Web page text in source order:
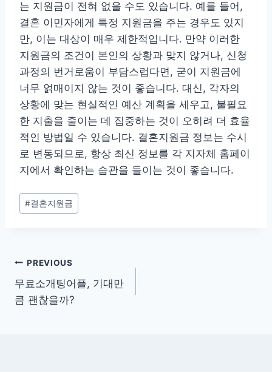
는 지원금이 전혀 없을 수도 있습니다. 예를 들어,
결혼 이민자에게 특정 지원금을 주는 경우도 있지
만, 이는 대상이 매우 제한적입니다. 만약 이러한
지원금의 조건이 본인의 상황과 맞지 않거나, 신청
과정의 번거로움이 부담스럽다면, 굳이 지원금에
너무 얽매이지 않는 것이 좋습니다. 대신, 각자의
상황에 맞는 현실적인 예산 계획을 세우고, 불필요
한 지출을 줄이는 데 집중하는 것이 오히려 더 효율
적인 방법일 수 있습니다. 결혼지원금 정보는 수시
로 변동되므로, 항상 최신 정보를 각 지자체 홈페이
지에서 확인하는 습관을 들이는 것이 좋습니다.
Post
Tags:
#결혼지원금
글
탐
PREVIOUS
무료소개팅어플, 기대만
큼 괜찮을까?